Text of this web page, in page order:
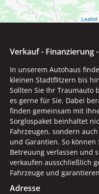
Leaflet
Verkauf - Finanzierung
In unserem Autohaus
kleinen Stadtflitzern bis
Sollten Sie Ihr Traumauto
es gerne für Sie. Dabei
finden gemeinsam mit
Sorglospaket beinhaltet
Fahrzeugen, sondern
und Garantien. So
Betreuung verlassen und
verkaufen ausschließlich
Fahrzeuge und
Adresse